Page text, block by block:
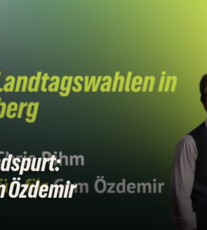
Özdemir